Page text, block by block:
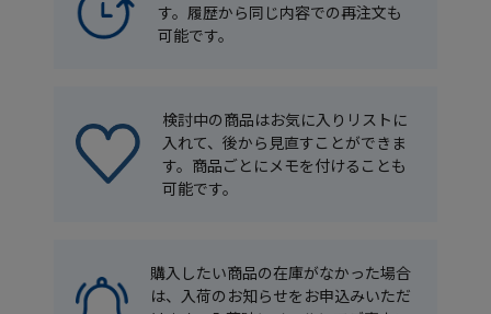
す。履歴から同じ内容での再注文も
可能です。
検討中の商品はお気に入りリストに
入れて、後から見直すことができま
す。商品ごとにメモを付けることも
可能です。
購入したい商品の在庫がなかった場合
は、入荷のお知らせをお申込みいただ